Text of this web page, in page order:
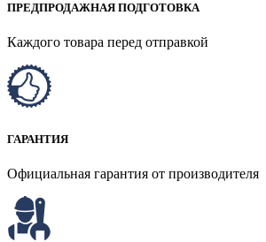
ПРЕДПРОДАЖНАЯ ПОДГОТОВКА
Каждого товара перед отправкой
ГАРАНТИЯ
Официальная гарантия от производителя